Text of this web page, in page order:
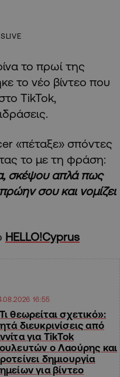
το πρωί της
το νέο βίντεο που
TikTok,
«πέταξε» σπόντες
το με τη φράση:
σκέψου απλά πως
σου και νομίζει
HELLO!Cyprus
16:55
θεωρείται σχετικό»:
διευκρινίσεις από
για TikTok
ο Λαούρης και
δημιουργία
για βίντεο